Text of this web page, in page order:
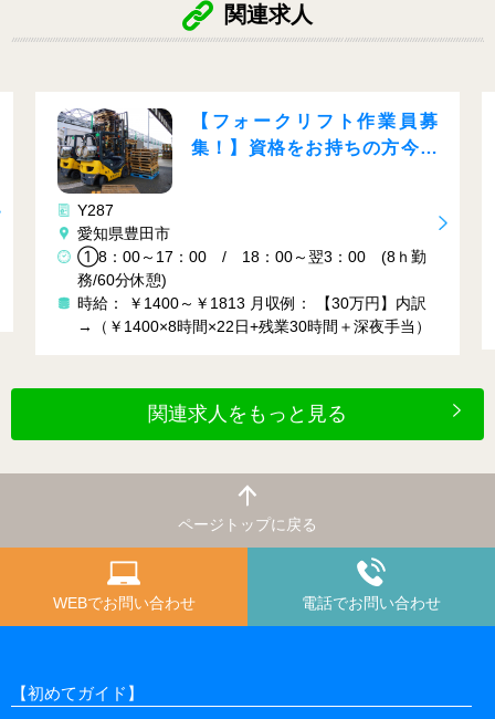
関連求人
【フォークリフト作業員募
集！】資格をお持ちの方今が
チャンス♪
17：00 / 18：00～翌3：00 (8ｈ勤
1400～￥1813 月収例： 【30万円】内訳
時間×22日+残業30時間＋深夜手当）
愛知県豊田市
①7：00～16
時給： 1450
勤22日＋残業
関連求人をもっと見る
ページトップに戻る
WEBでお問い合わせ 電話でお問い合わせ
【初めてガイド】